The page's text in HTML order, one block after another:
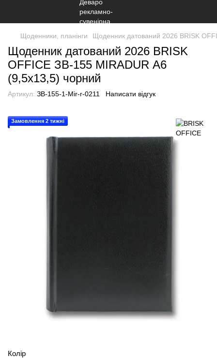
Щоденники, планінги Щоденник датований 2026 BRISK
Щоденник датований 2026 BRISK
OFFICE ЗВ-155 MIRADUR А6
(9,5х13,5) чорний
Артикул: ЗВ-155-1-Mir-r-0211 Написати відгук
Замовлення 2 тижні
Колір